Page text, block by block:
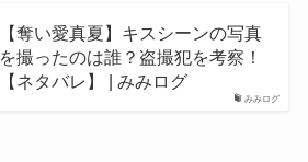
みみログ
【奪い愛真夏】キスシーンの写真
を撮ったのは誰？盗撮犯を考察！
【ネタバレ】 | みみログ